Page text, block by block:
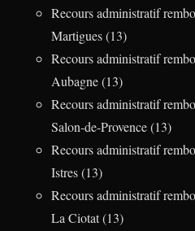
Recours administratif
Martigues (13)
Recours administratif
Aubagne (13)
Recours administratif
Salon-de-Provence (13)
Recours administratif
Istres (13)
Recours administratif
La Ciotat (13)